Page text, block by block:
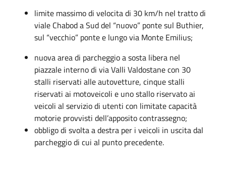
limite massimo di velocita di 30 km/h nel tratto di
viale Chabod a Sud del “nuovo” ponte sul Buthier,
sul “vecchio” ponte e lungo via Monte Emilius;
nuova area di parcheggio a sosta libera nel
piazzale interno di via Valli Valdostane con 30
stalli riservati alle autovetture, cinque stalli
riservati ai motoveicoli e uno stallo riservato ai
veicoli al servizio di utenti con limitate capacità
motorie provvisti dell’apposito contrassegno;
obbligo di svolta a destra per i veicoli in uscita dal
parcheggio di cui al punto precedente.